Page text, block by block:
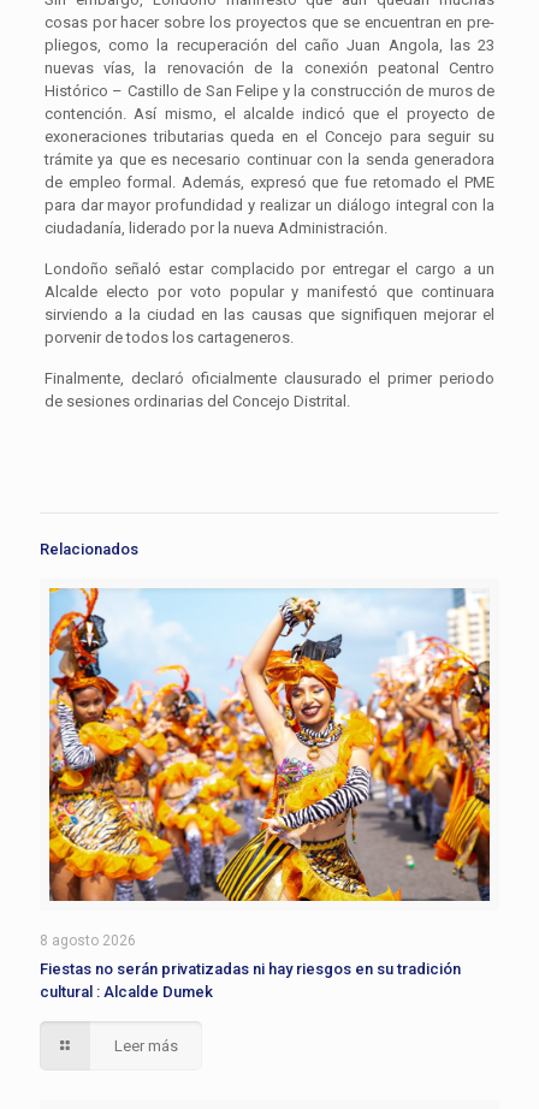
cosas por hacer sobre los proyectos que se encuentran en pre-
pliegos, como la recuperación del caño Juan Angola, las 23
nuevas vías, la renovación de la conexión peatonal Centro
Histórico – Castillo de San Felipe y la construcción de muros de
contención. Así mismo, el alcalde indicó que el proyecto de
exoneraciones tributarias queda en el Concejo para seguir su
trámite ya que es necesario continuar con la senda generadora
de empleo formal. Además, expresó que fue retomado el PME
para dar mayor profundidad y realizar un diálogo integral con la
ciudadanía, liderado por la nueva Administración.
Londoño señaló estar complacido por entregar el cargo a un
Alcalde electo por voto popular y manifestó que continuara
sirviendo a la ciudad en las causas que signifiquen mejorar el
porvenir de todos los cartageneros.
Finalmente, declaró oficialmente clausurado el primer periodo
de sesiones ordinarias del Concejo Distrital.
Relacionados
8 agosto 2026
Fiestas no serán privatizadas ni hay riesgos en su tradición
cultural : Alcalde Dumek
Leer más